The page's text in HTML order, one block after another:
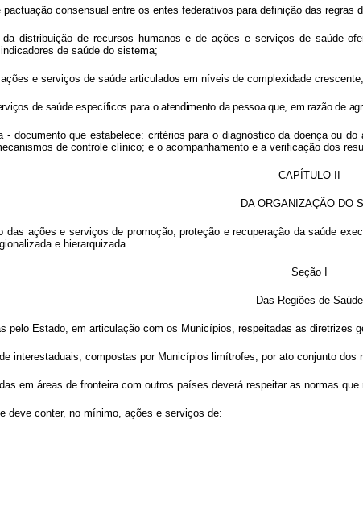
consensual entre os entes federativos para definição das regras
distribuição de recursos humanos e de ações e serviços de saúde
de saúde do sistema;
e serviços de saúde articulados em níveis de complexidade
de saúde específicos para o atendimento da pessoa que, em razão de
- documento que estabelece: critérios para o diagnóstico da doença ou
de controle clínico; e o acompanhamento e a verificação dos
CAPÍTULO II
DA ORGANIZAÇÃO DO
ações e serviços de promoção, proteção e recuperação da saúde
e hierarquizada.
Seção I
Das Regiões de Saúde
pelo Estado, em articulação com os Municípios, respeitadas as
interestaduais, compostas por Municípios limítrofes, por ato conjunto
em áreas de fronteira com outros países deverá respeitar as normas
deve conter, no mínimo, ações e serviços de: